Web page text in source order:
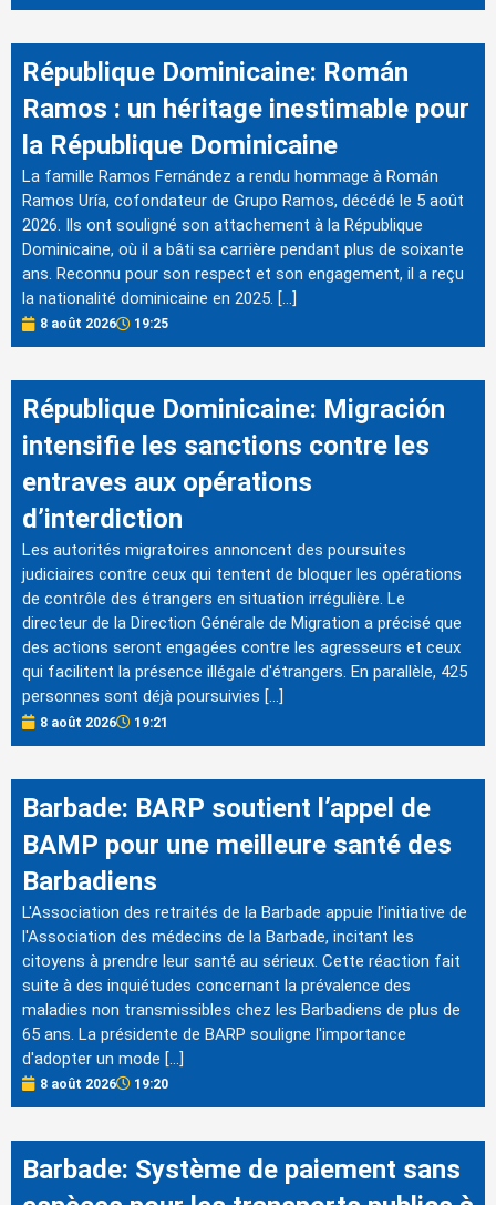
République Dominicaine: Román
Ramos : un héritage inestimable pour
la République Dominicaine
La famille Ramos Fernández a rendu hommage à Román
Ramos Uría, cofondateur de Grupo Ramos, décédé le 5 août
2026. Ils ont souligné son attachement à la République
Dominicaine, où il a bâti sa carrière pendant plus de soixante
ans. Reconnu pour son respect et son engagement, il a reçu
la nationalité dominicaine en 2025. […]
8 août 2026 19:25
République Dominicaine: Migración
intensifie les sanctions contre les
entraves aux opérations
d’interdiction
Les autorités migratoires annoncent des poursuites
judiciaires contre ceux qui tentent de bloquer les opérations
de contrôle des étrangers en situation irrégulière. Le
directeur de la Direction Générale de Migration a précisé que
des actions seront engagées contre les agresseurs et ceux
qui facilitent la présence illégale d'étrangers. En parallèle, 425
personnes sont déjà poursuivies […]
8 août 2026 19:21
Barbade: BARP soutient l’appel de
BAMP pour une meilleure santé des
Barbadiens
L'Association des retraités de la Barbade appuie l'initiative de
l'Association des médecins de la Barbade, incitant les
citoyens à prendre leur santé au sérieux. Cette réaction fait
suite à des inquiétudes concernant la prévalence des
maladies non transmissibles chez les Barbadiens de plus de
65 ans. La présidente de BARP souligne l'importance
d'adopter un mode […]
8 août 2026 19:20
Barbade: Système de paiement sans